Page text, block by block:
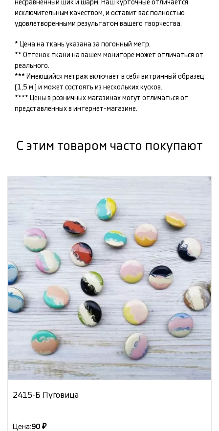
несравненный шик и шарм. Наш курточные отличается
исключительным качеством, и оставит вас полностью
удовлетворенными результатом вашего творчества.
* Цена на ткань указана за погонный метр.
** Оттенок ткани на вашем мониторе может отличаться от
реального.
*** Имеющийся метраж включает в себя витринный образец
(1,5 м.) и может состоять из нескольких кусков.
**** Цены в розничных магазинах могут отличаться от
представленных в интернет-магазине.
С этим товаром часто покупают
2415-Б Пуговица
Цена:90 ₽